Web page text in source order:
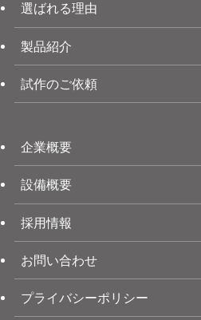
選ばれる理由
製品紹介
試作のご依頼
企業概要
設備概要
採用情報
お問い合わせ
プライバシーポリシー